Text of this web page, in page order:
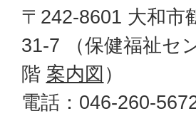
〒242-8601 大和市
31-7 （保健福祉セ
階 案内図 ）
電話：046-260-